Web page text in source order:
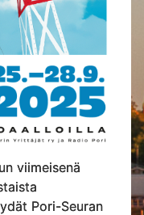
viimeisenä
Pori-Seuran